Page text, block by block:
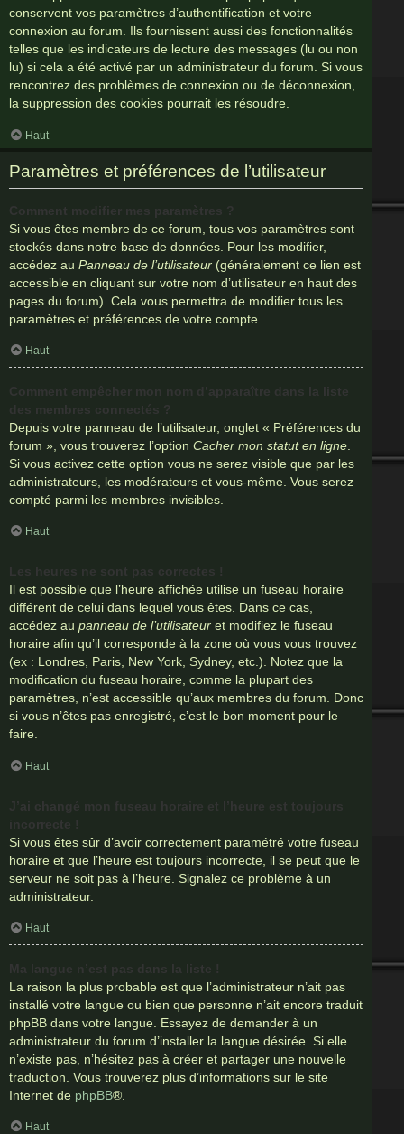
conservent vos paramètres d’authentification et votre
connexion au forum. Ils fournissent aussi des fonctionnalités
telles que les indicateurs de lecture des messages (lu ou non
lu) si cela a été activé par un administrateur du forum. Si vous
rencontrez des problèmes de connexion ou de déconnexion,
la suppression des cookies pourrait les résoudre.
Haut
Paramètres et préférences de l’utilisateur
Si vous êtes membre de ce forum, tous vos paramètres sont
stockés dans notre base de données. Pour les modifier,
accédez au Panneau de l’utilisateur (généralement ce lien est
accessible en cliquant sur votre nom d’utilisateur en haut des
pages du forum). Cela vous permettra de modifier tous les
paramètres et préférences de votre compte.
Haut
Depuis votre panneau de l’utilisateur, onglet « Préférences du
forum », vous trouverez l’option Cacher mon statut en ligne
Si vous activez cette option vous ne serez visible que par les
administrateurs, les modérateurs et vous-même. Vous serez
compté parmi les membres invisibles.
Haut
Il est possible que l’heure affichée utilise un fuseau horaire
différent de celui dans lequel vous êtes. Dans ce cas,
accédez au panneau de l’utilisateur et modifiez le fuseau
horaire afin qu’il corresponde à la zone où vous vous trouvez
(ex : Londres, Paris, New York, Sydney, etc.). Notez que la
modification du fuseau horaire, comme la plupart des
paramètres, n’est accessible qu’aux membres du forum. Donc
si vous n’êtes pas enregistré, c’est le bon moment pour le
faire.
Haut
Si vous êtes sûr d’avoir correctement paramétré votre fuseau
horaire et que l’heure est toujours incorrecte, il se peut que le
serveur ne soit pas à l’heure. Signalez ce problème à un
administrateur.
Haut
La raison la plus probable est que l’administrateur n’ait pas
installé votre langue ou bien que personne n’ait encore traduit
phpBB dans votre langue. Essayez de demander à un
administrateur du forum d’installer la langue désirée. Si elle
n’existe pas, n’hésitez pas à créer et partager une nouvelle
traduction. Vous trouverez plus d’informations sur le site
Internet de phpBB®.
Haut